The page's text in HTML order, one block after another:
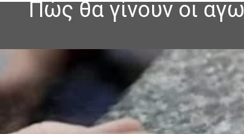
Πώς θα γίνουν οι